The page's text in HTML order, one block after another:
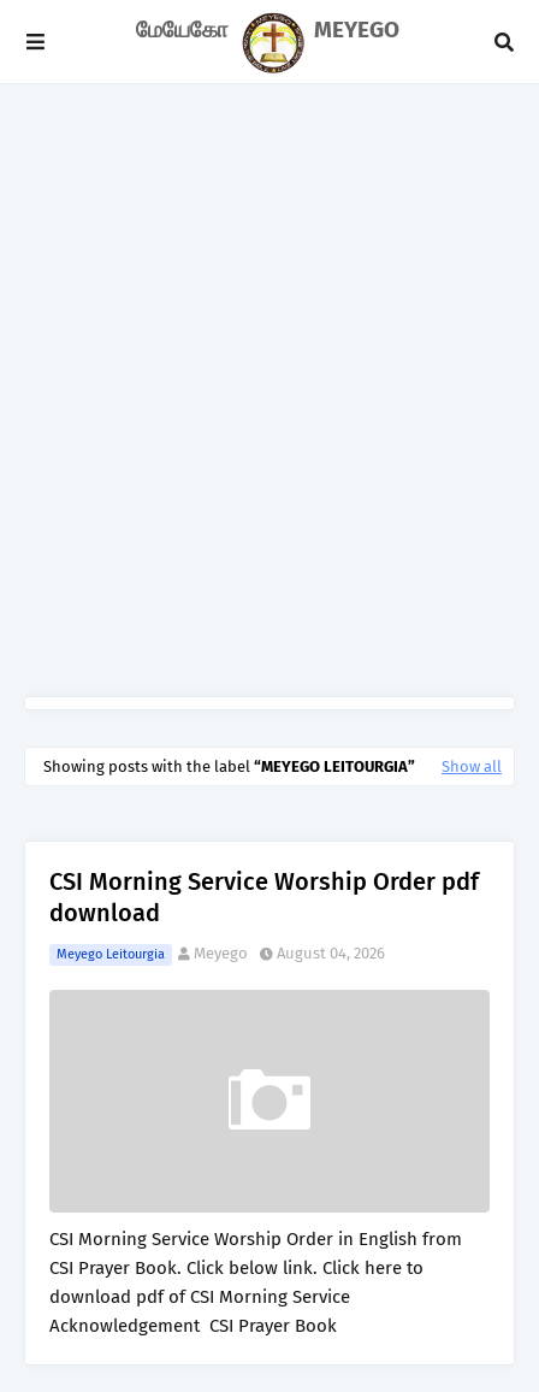
மேயேகோ MEYEGO
Showing posts with the label MEYEGO LEITOURGIA Show all
CSI Morning Service Worship Order pdf
download
Meyego Leitourgia Meyego August 04, 2026
CSI Morning Service Worship Order in English from
CSI Prayer Book. Click below link. Click here to
download pdf of CSI Morning Service
Acknowledgement CSI Prayer Book